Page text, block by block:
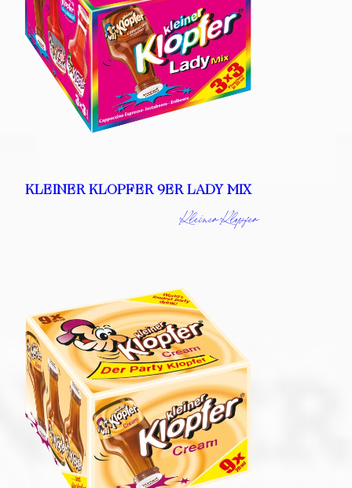
KLEINER KLOPFER 9ER LADY MIX
Kleiner Klopfer